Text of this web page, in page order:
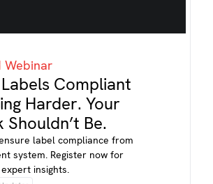
Webinar
Compliant
Harder. Your
Shouldn’t Be.
label compliance from
system. Register now for
expert insights.